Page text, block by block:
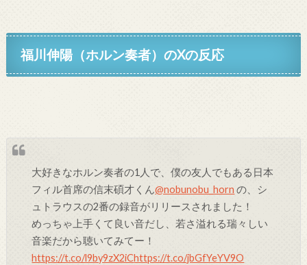
福川伸陽（ホルン奏者）のXの反応
大好きなホルン奏者の1人で、僕の友人でもある日本
フィル首席の信末碩才くん@nobunobu_horn の、シ
ュトラウスの2番の録音がリリースされました！
めっちゃ上手くて良い音だし、若さ溢れる瑞々しい
音楽だから聴いてみてー！
https://t.co/l9by9zX2iChttps://t.co/jbGfYeYV9O